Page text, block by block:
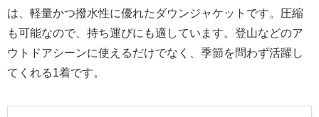
は、軽量かつ撥水性に優れたダウンジャケットです。圧縮
も可能なので、持ち運びにも適しています。登山などのア
ウトドアシーンに使えるだけでなく、季節を問わず活躍し
てくれる1着です。